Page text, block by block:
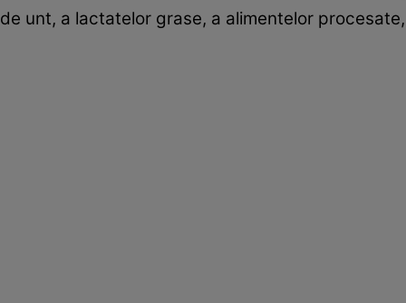
de unt, a lactatelor grase, a alimentelor